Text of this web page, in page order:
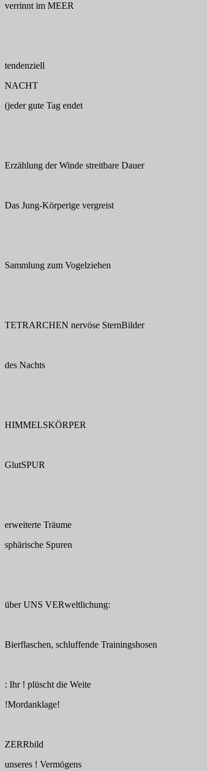
verrinnt im MEER
tendenziell
NACHT
(jeder gute Tag endet
Erzählung der Winde streitbare Dauer
Das Jung-Körperige vergreist
Sammlung zum Vogelziehen
TETRARCHEN nervöse SternBilder
des Nachts
HIMMELSKÖRPER
GlutSPUR
erweiterte Träume
sphärische Spuren
über UNS VERweltlichung:
Bierflaschen, schluffende Trainingshosen
: Ihr ! plüscht die Weite
!Mordanklage!
ZERRbild
unseres ! Vermögens